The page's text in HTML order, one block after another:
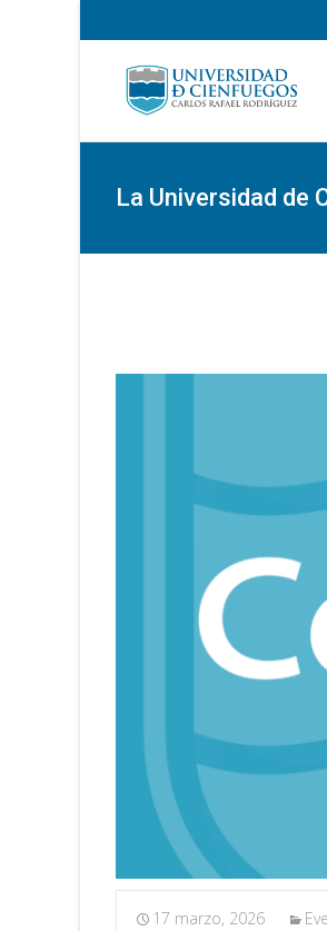
La Universidad de
17 marzo, 2026